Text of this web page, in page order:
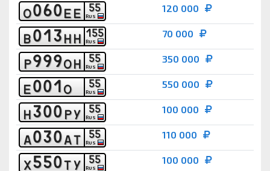
О060ЕЕ 55
RUS
120 000
В013НН 155
RUS
70 000
Р999ОН 55
RUS
350 000
Е001О 55
RUS
550 000
Н300РУ 55
RUS
100 000
А030АТ 55
RUS
110 000
Х550ТУ 55
RUS
100 000